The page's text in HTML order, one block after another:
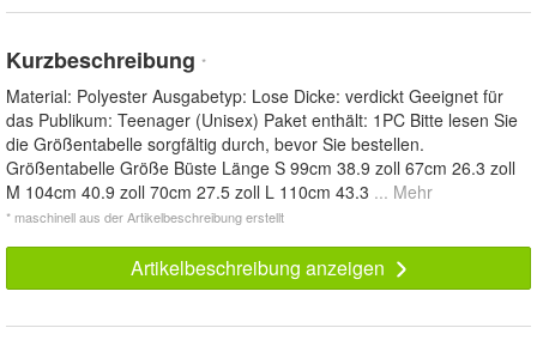
Kurzbeschreibung *
Material: Polyester Ausgabetyp: Lose Dicke: verdickt Geeignet für
das Publikum: Teenager (Unisex) Paket enthält: 1PC Bitte lesen Sie
die Größentabelle sorgfältig durch, bevor Sie bestellen.
Größentabelle Größe Büste Länge S 99cm 38.9 zoll 67cm 26.3 zoll
M 104cm 40.9 zoll 70cm 27.5 zoll L 110cm 43.3 ... Mehr
* maschinell aus der Artikelbeschreibung erstellt
Artikelbeschreibung anzeigen